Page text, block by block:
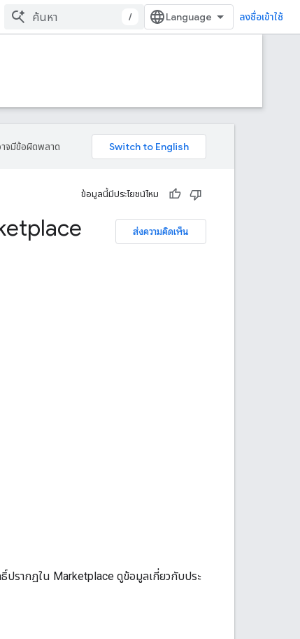
/ ลงชื่อเข้าใช้
จมีข้อผิดพลาด
ข้อมูลนี้มีประโยชน์ไหม
ส่งความคิดเห็น
ปรากฏใน Marketplace ดูข้อมูลเกี่ยวกับประ